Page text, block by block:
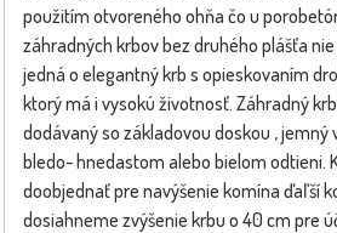
použitím otvoreného ohňa čo u
záhradných krbov bez druhého plášťa
jedná o elegantný krb s opieskovaním
ktorý má i vysokú životnosť. Záhradný
dodávaný so základovou doskou , jemný
bledo- hnedastom alebo bielom odtieni.
doobjednať pre navýšenie komína ďaľší
dosiahneme zvýšenie krbu o 40 cm pre